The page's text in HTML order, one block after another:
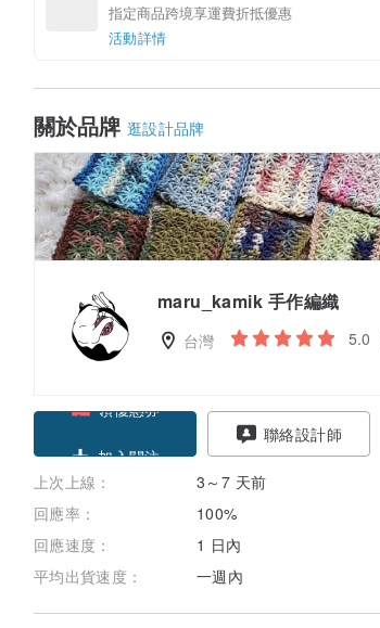
指定商品跨境享運費折抵優惠
活動詳情
關於品牌 逛設計品牌
maru_kamik 手作編織
台灣 5.0
加入關注
聯絡設計師
上次上線：
3～7 天前
回應率：
100%
回應速度：
1 日內
平均出貨速度：
一週內